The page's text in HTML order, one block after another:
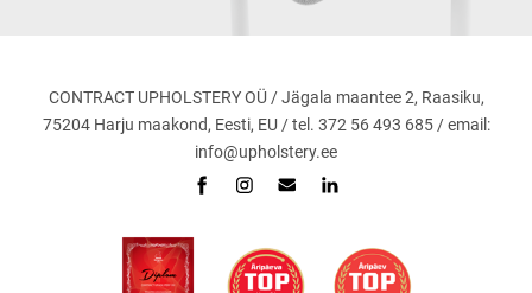
CONTRACT UPHOLSTERY OÜ / Jägala maantee 2, Raasiku,
75204 Harju maakond, Eesti, EU / tel. 372 56 493 685 / email:
info@upholstery.ee